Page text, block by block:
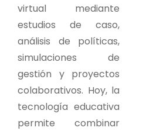
virtual mediante
estudios de caso,
análisis de políticas,
simulaciones de
gestión y proyectos
colaborativos. Hoy, la
tecnología educativa
permite combinar